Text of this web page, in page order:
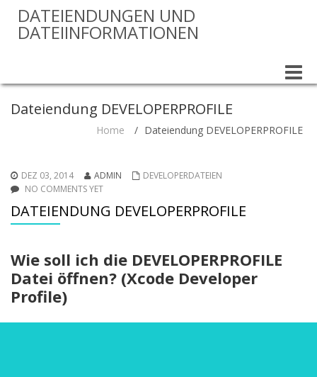
DATEIENDUNGEN UND
DATEIINFORMATIONEN
Toggle
Dateiendung DEVELOPERPROFILE
Home / Dateiendung DEVELOPERPROFILE
DEZ 03, 2014 ADMIN
DEVELOPERDATEIEN
NO COMMENTS YET
DATEIENDUNG DEVELOPERPROFILE
Wie soll ich die DEVELOPERPROFILE
Datei öffnen? (Xcode Developer
Profile)